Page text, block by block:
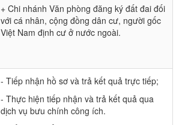
+ Chi nhánh Văn phòng đăng ký đất đai đối
với cá nhân, cộng đồng dân cư, người gốc
Việt Nam định cư ở nước ngoài.
- Tiếp nhận hồ sơ và trả kết quả trực tiếp;
- Thực hiện tiếp nhận và trả kết quả qua
dịch vụ bưu chính công ích.